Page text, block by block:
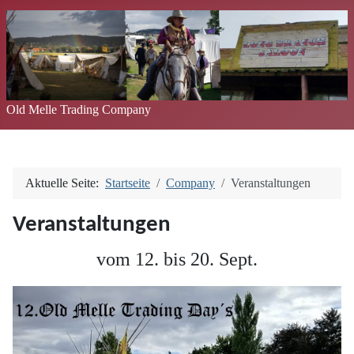
Old Melle Trading Company
Aktuelle Seite: Startseite Company Veranstaltungen
Veranstaltungen
vom 12. bis 20. Sept.